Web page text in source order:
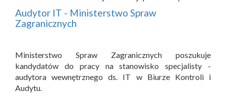
Audytor IT - Ministerstwo Spraw
Zagranicznych
Ministerstwo Spraw Zagranicznych poszukuje
kandydatów do pracy na stanowisko specjalisty -
audytora wewnętrznego ds. IT w Biurze Kontroli i
Audytu.